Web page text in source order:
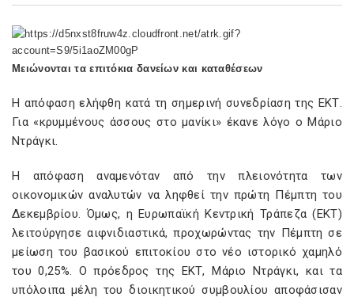
Μειώνονται τα επιτόκια δανείων και καταθέσεων
Η απόφαση ελήφθη κατά τη σημερινή συνεδρίαση της ΕΚΤ.
Για «κρυμμένους άσσους στο μανίκι» έκανε λόγο ο Μάριο
Ντράγκι.
H απόφαση αναμενόταν από την πλειονότητα των
οικονομικών αναλυτών να ληφθεί την πρώτη Πέμπτη του
Δεκεμβρίου. Όμως, η Ευρωπαϊκή Κεντρική Τράπεζα (ΕΚΤ)
λειτούργησε αιφνιδιαστικά, προχωρώντας την Πέμπτη σε
μείωση του βασικού επιτοκίου στο νέο ιστορικό χαμηλό
του 0,25%. Ο πρόεδρος της ΕΚΤ, Μάριο Ντράγκι, και τα
υπόλοιπα μέλη του διοικητικού συμβουλίου αποφάσισαν